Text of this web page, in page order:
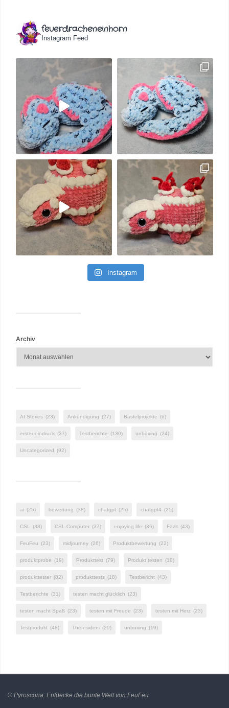
feuerdracheneinhorn
Instagram Feed
Instagram
Archiv
AI Stories (23) Ankündigung (27) Bastelprojekte (6)
erster eindruck (37) Testberichte (130) unboxing (24)
Uncategorized (92)
ai (25) bewertung (38) chatgpt (25) chatgpt4 (25)
CSL (38) CSL-Computer (37) enjoying life (36) Fazit (43)
FeuFeu (23) midjourney (26) Produktbewertung (22)
produktprobe (19) Produkttest (79) Produkt testen (18)
produkttester (82) produkttests (18) Testbericht (43)
Testberichte (31) testen macht glücklich (23)
testen macht Spaß (23) testen mit Freude (23) testen mit Herz (23)
Testprodukt (48) TheInsiders (29) unboxing (19)
© Pyroscoria: Entdecke die bunte Welt von FeuFeu